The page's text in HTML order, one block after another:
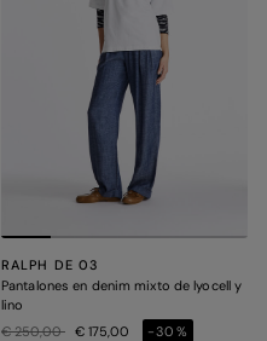
RALPH DE 03
Pantalones en denim mixto de lyocell y
lino
Precio rebajado de
€ 250,00a € 175,00
-30%